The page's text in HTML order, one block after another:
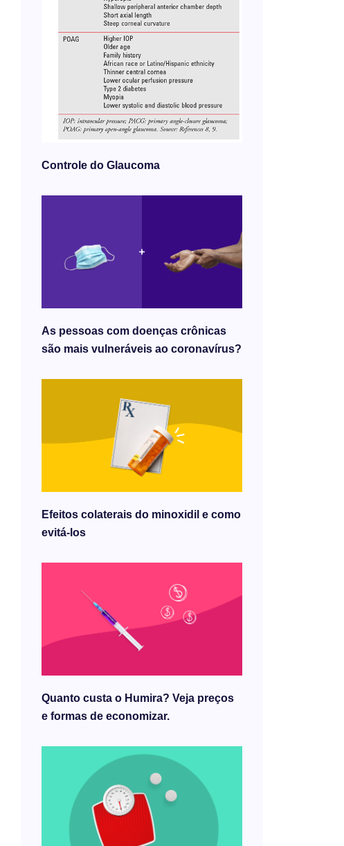
Controle do Glaucoma
As pessoas com doenças crônicas
são mais vulneráveis ​​ao coronavírus?
Efeitos colaterais do minoxidil e como
evitá-los
Quanto custa o Humira? Veja preços
e formas de economizar.